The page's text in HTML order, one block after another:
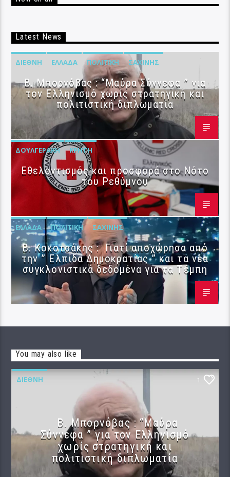
Latest News
ΔΙΕΘΝΉ ΕΛΛΆΔΑ ΠΟΛΙΤΙΚΉ ΣΑΧΊΝΗΣ
B. Μπορνόβας : “Μαύρα Σύννεφα ” για
τον Ελληνισμό χωρίς στρατηγική και
πολιτιστική διπλωματία
ΔΟΥΛΓΕΡΆΚΗ ΚΡΉΤΗ
Εθελοντισμός και προσφορά στο Νότο
του Ρεθύμνου
ΕΛΛΆΔΑ ΠΟΛΙΤΙΚΉ ΣΑΧΊΝΗΣ
Β. Κοκοτσάκης : Γιατί αποχώρησα από
την ” Ελπίδα Δημοκρατίας ” και τα νέα
συγκλονιστικά δεδομένα για τα Τέμπη
You may also like
ΔΙΕΘΝΉ 1
B. Μπορνόβας : “Μαύρα
Σύννεφα ” για τον Ελληνισμό
χωρίς στρατηγική και
πολιτιστική διπλωματία